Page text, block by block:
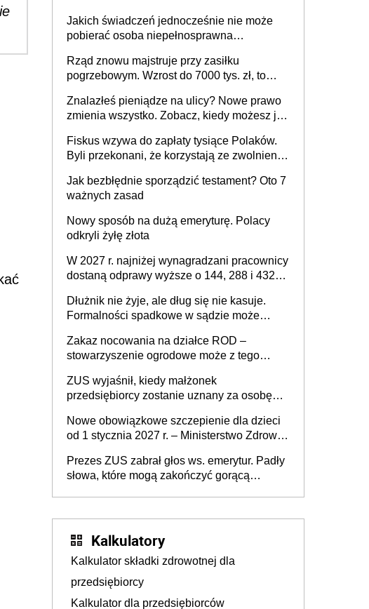
Jakich świadczeń jednocześnie nie może
pobierać osoba niepełnosprawna
Rząd znowu majstruje przy zasiłku
pogrzebowym. Wzrost do 7000 tys. zł, to
Znalazłeś pieniądze na ulicy? Nowe prawo
zmienia wszystko. Zobacz, kiedy możesz je
Fiskus wzywa do zapłaty tysiące Polaków.
Byli przekonani, że korzystają ze zwolnienia
Jak bezbłędnie sporządzić testament? Oto 7
ważnych zasad
Nowy sposób na dużą emeryturę. Polacy
odkryli żyłę złota
W 2027 r. najniżej wynagradzani pracownicy
dostaną odprawy wyższe o 144, 288 i 432
Dłużnik nie żyje, ale dług się nie kasuje.
Formalności spadkowe w sądzie może
zmarłego
Zakaz nocowania na działce ROD –
stowarzyszenie ogrodowe może z tego
działki (wypowiedzieć dzierżawę)?
ZUS wyjaśnił, kiedy małżonek
przedsiębiorcy zostanie uznany za osobę
Nowe obowiązkowe szczepienie dla dzieci
od 1 stycznia 2027 r. – Ministerstwo Zdrowia
2027 r.
Prezes ZUS zabrał głos ws. emerytur. Padły
słowa, które mogą zakończyć gorącą
Kalkulatory
Kalkulator składki zdrowotnej dla
przedsiębiorcy
Kalkulator dla przedsiębiorców